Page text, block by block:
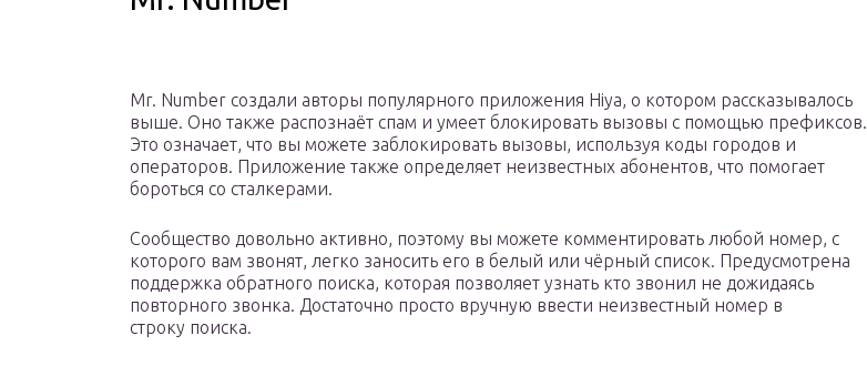
Mr. Number создали авторы популярного приложения Hiya, о котором рассказывалось
выше. Оно также распознаёт спам и умеет блокировать вызовы с помощью префиксов.
Это означает, что вы можете заблокировать вызовы, используя коды городов и
операторов. Приложение также определяет неизвестных абонентов, что помогает
бороться со сталкерами.
Сообщество довольно активно, поэтому вы можете комментировать любой номер, с
которого вам звонят, легко заносить его в белый или чёрный список. Предусмотрена
поддержка обратного поиска, которая позволяет узнать кто звонил не дожидаясь
повторного звонка. Достаточно просто вручную ввести неизвестный номер в
строку поиска.